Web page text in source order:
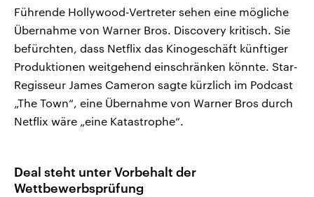
Führende Hollywood-Vertreter sehen eine mögliche
Übernahme von Warner Bros. Discovery kritisch. Sie
befürchten, dass Netflix das Kinogeschäft künftiger
Produktionen weitgehend einschränken könnte. Star-
Regisseur James Cameron sagte kürzlich im Podcast
„The Town“, eine Übernahme von Warner Bros durch
Netflix wäre „eine Katastrophe“.
Deal steht unter Vorbehalt der
Wettbewerbsprüfung